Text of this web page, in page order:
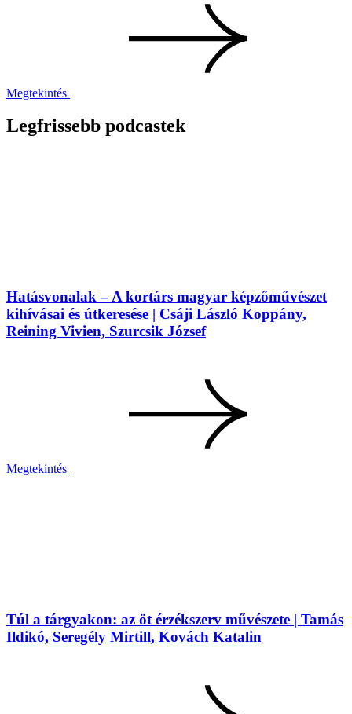
Megtekintés
Legfrissebb podcastek
Hatásvonalak – A kortárs magyar képzőművészet
kihívásai és útkeresése | Csáji László Koppány,
Reining Vivien, Szurcsik József
Megtekintés
Túl a tárgyakon: az öt érzékszerv művészete | Tamás
Ildikó, Seregély Mirtill, Kovách Katalin